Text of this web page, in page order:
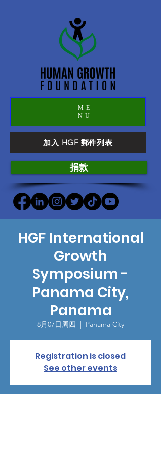
ME
NU
加入 HGF 郵件列表
捐款
HGF International
Growth
Symposium -
Panama City,
Panama
8月07日周四
  |
Panama City
Registration is closed
See other events